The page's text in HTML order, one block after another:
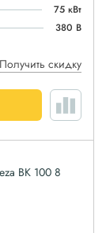
75 кВт
380 В
Получить скидку
ВК 100 8